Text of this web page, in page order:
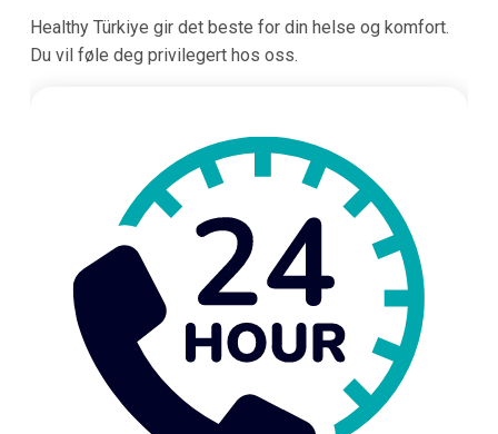
Healthy Türkiye gir det beste for din helse og komfort.
Du vil føle deg privilegert hos oss.